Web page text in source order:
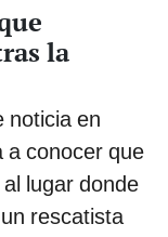
la
noticia en
a conocer que
lugar donde
rescatista